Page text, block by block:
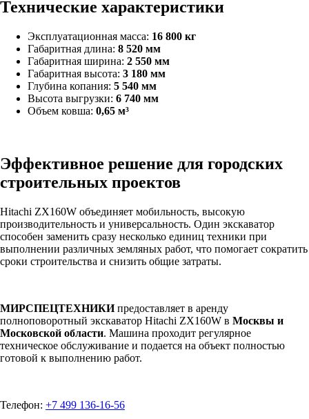
Технические характеристики
Эксплуатационная масса: 16 800 кг
Габаритная длина: 8 520 мм
Габаритная ширина: 2 550 мм
Габаритная высота: 3 180 мм
Глубина копания: 5 540 мм
Высота выгрузки: 6 740 мм
Объем ковша: 0,65 м³
Эффективное решение для городских
строительных проектов
Hitachi ZX160W объединяет мобильность, высокую
производительность и универсальность. Один экскаватор
способен заменить сразу несколько единиц техники при
выполнении различных земляных работ, что помогает сократить
сроки строительства и снизить общие затраты.
МИРСПЕЦТЕХНИКИпредоставляет в аренду
полноповоротный экскаватор Hitachi ZX160W в Москвы и
Московской области. Машина проходит регулярное
техническое обслуживание и подается на объект полностью
готовой к выполнению работ.
Телефон: +7 499 136-16-56